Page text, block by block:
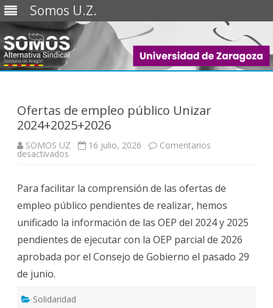
Somos U.Z.
Saltar
Ofertas de empleo público Unizar
2024+2025+2026
SOMOS UZ 16 julio, 2026 Comentarios
desactivados
público
Unizar
2024+2025+2026
Para facilitar la comprensión de las ofertas de
empleo público pendientes de realizar, hemos
unificado la información de las OEP del 2024 y 2025
pendientes de ejecutar con la OEP parcial de 2026
aprobada por el Consejo de Gobierno el pasado 29
de junio.
Solidaridad